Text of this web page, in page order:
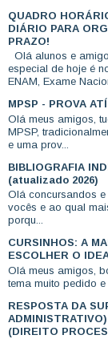
QUADRO
DIÁRIO PARA
PRAZO!
Olá alunos e
especial de hoje é
ENAM, Exame
MPSP - PROVA
Olá meus amigos,
MPSP,
e uma prov...
BIBLIOGRAFIA
(atualizado 2026)
Olá concursandos
vocês e ao qual
porqu...
CURSINHOS: A
ESCOLHER O
Olá meus amigos,
tema muito pedido
RESPOSTA DA
(DIREITO